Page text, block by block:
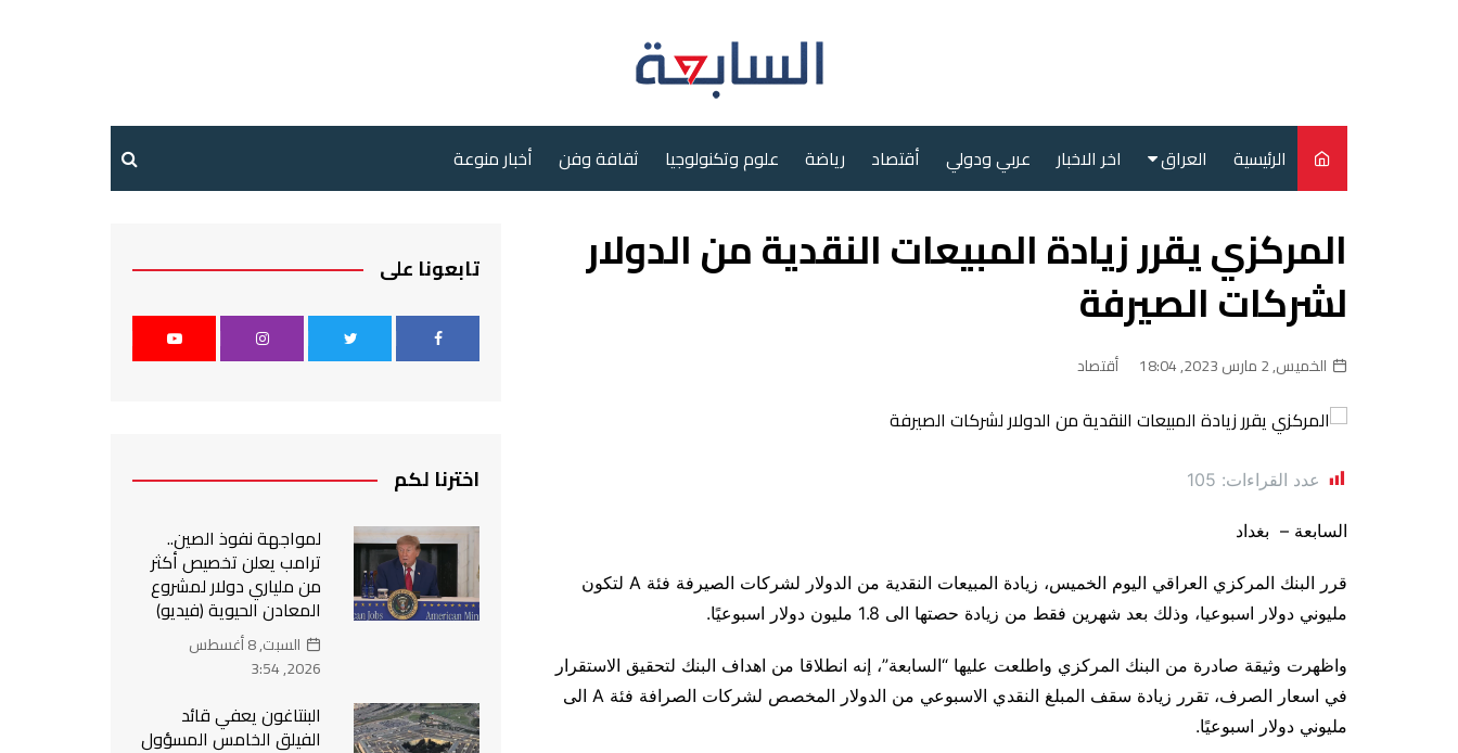
الرئيسية العراق
سياسة
محليات
اخر الاخبار عربي ودولي أقتصاد رياضة علوم وتكنولوجيا ثقافة وفن أخبار منوعة
المركزي يقرر زيادة المبيعات النقدية من الدولار
لشركات الصيرفة
الخميس, 2 مارس 2023, 18:04 أقتصاد
عدد القراءات: 105
السابعة – بغداد
قرر البنك المركزي العراقي اليوم الخميس، زيادة المبيعات النقدية من الدولار لشركات الصيرفة فئة A لتكون
مليوني دولار اسبوعيا، وذلك بعد شهرين فقط من زيادة حصتها الى 1.8 مليون دولار اسبوعيًا.
واظهرت وثيقة صادرة من البنك المركزي واطلعت عليها “السابعة”، إنه انطلاقا من اهداف البنك لتحقيق الاستقرار
في اسعار الصرف، تقرر زيادة سقف المبلغ النقدي الاسبوعي من الدولار المخصص لشركات الصرافة فئة A الى
مليوني دولار اسبوعيًا.
تابعونا على
اخترنا لكم
لمواجهة نفوذ الصين..
ترامب يعلن تخصيص أكثر
من ملياري دولار لمشروع
المعادن الحيوية (فيديو)
السبت, 8 أغسطس
2026, 3:54
البنتاغون يعفي قائد
الفيلق الخامس المسؤول